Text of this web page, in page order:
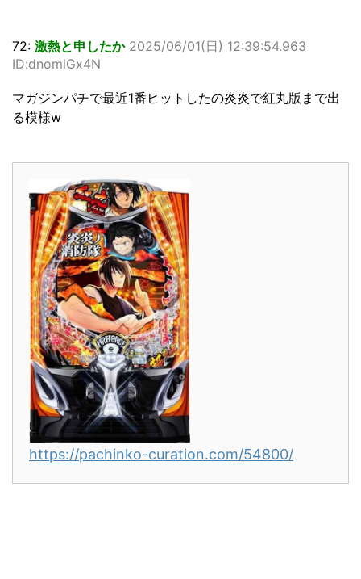
72: 激熱と申したか 2025/06/01(日) 12:39:54.963
ID:dnomlGx4N
マガジンパチで最近1番ヒットしたの炎炎で紅丸版まで出
る模様w
https://pachinko-curation.com/54800/